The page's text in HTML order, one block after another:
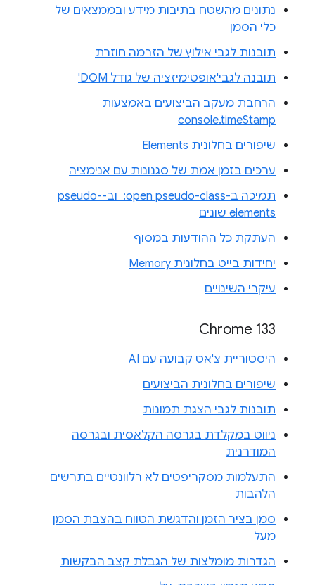
נתונים מהשטח בתיבות מידע ובממצאים של
כלי הסמן
תובנות לגבי אילוץ של הזרמה חוזרת
תובנה לגבי'אופטימיזציה של גודל DOM'
הרחבת מעקב הביצועים באמצעות
console.timeStamp
שיפורים בחלונית Elements
ערכים בזמן אמת של סגנונות עם אנימציה
תמיכה ב-‎ :open pseudo-class וב-pseudo-
elements שונים
העתקת כל ההודעות במסוף
יחידות בייט בחלונית Memory
עיקרי השינויים
Chrome 133
היסטוריית צ'אט קבועה עם AI
שיפורים בחלונית הביצועים
תובנות לגבי הצגת תמונות
ניווט במקלדת בגרסה הקלאסית ובגרסה
המודרנית
התעלמות מסקריפטים לא רלוונטיים בתרשים
הלהבות
סמן בציר הזמן והדגשת הטווח בהצבת הסמן
מעל
הגדרות מומלצות של הגבלת קצב הבקשות